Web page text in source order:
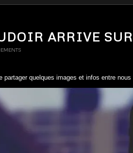
ARRIVE
partager quelques images et infos entre nous